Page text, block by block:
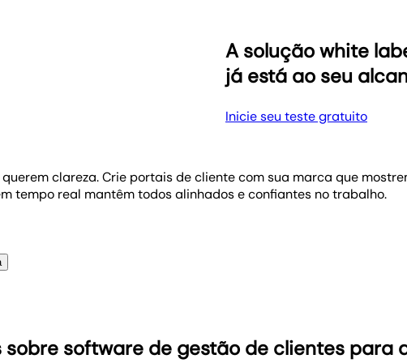
A solução white
já está ao seu
Inicie seu teste gratuito
clareza. Crie portais de cliente com sua marca que
tempo real mantêm todos alinhados e confiantes no trabalho.
suas ferramentas precisam acompanhar. Monitore campanhas,
Seja adicionando clientes ou membros da equipe, o relatório
e aplique para todos os clientes, mantendo a escalabilidade
software de gestão de clientes para